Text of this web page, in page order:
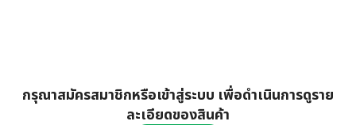
กรุณาสมัครสมาชิกหรือเข้าสู่ระบบ เพื่อดำเนินการดูราย
ละเอียดของสินค้า